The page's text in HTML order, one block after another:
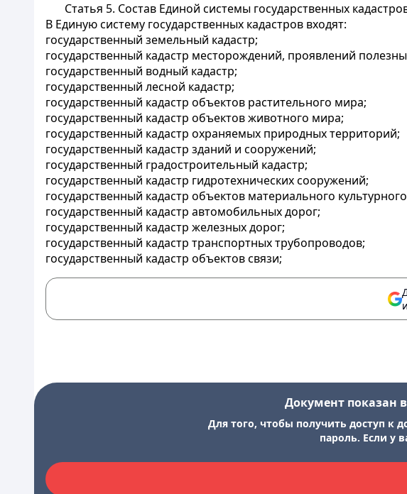
Статья 5. Состав Единой системы государственных
В Единую систему государственных кадастров входят:
государственный земельный кадастр;
государственный кадастр месторождений, проявлений
государственный водный кадастр;
государственный лесной кадастр;
государственный кадастр объектов растительного мира;
государственный кадастр объектов животного мира;
государственный кадастр охраняемых природных территорий;
государственный кадастр зданий и сооружений;
государственный градостроительный кадастр;
государственный кадастр гидротехнических сооружений;
государственный кадастр объектов материального
государственный кадастр автомобильных дорог;
государственный кадастр железных дорог;
государственный кадастр транспортных трубопроводов;
государственный кадастр объектов связи;
Документ показан
Для того, чтобы получить доступ к
пароль. Если у